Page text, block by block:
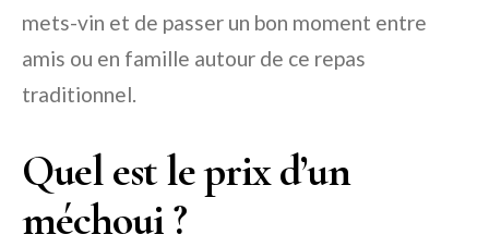
mets-vin et de passer un bon moment entre
amis ou en famille autour de ce repas
traditionnel.
Quel est le prix d’un
méchoui ?